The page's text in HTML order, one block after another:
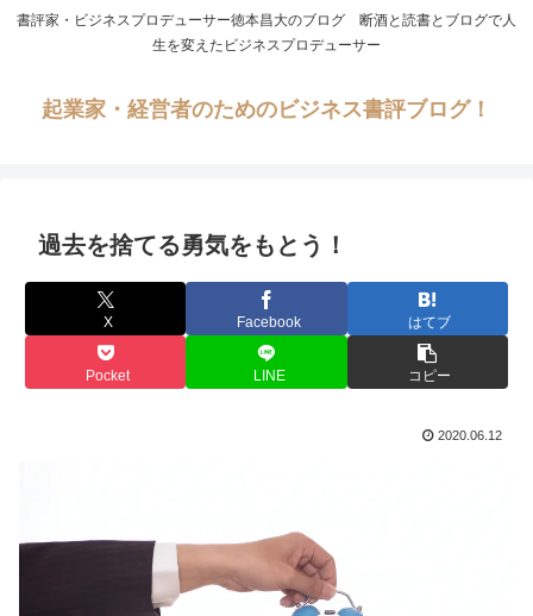
書評家・ビジネスプロデューサー徳本昌大のブログ 断酒と読書とブログで人
生を変えたビジネスプロデューサー
起業家・経営者のためのビジネス書評ブログ！
過去を捨てる勇気をもとう！
X Facebook はてブ
Pocket LINE コピー
2020.06.12